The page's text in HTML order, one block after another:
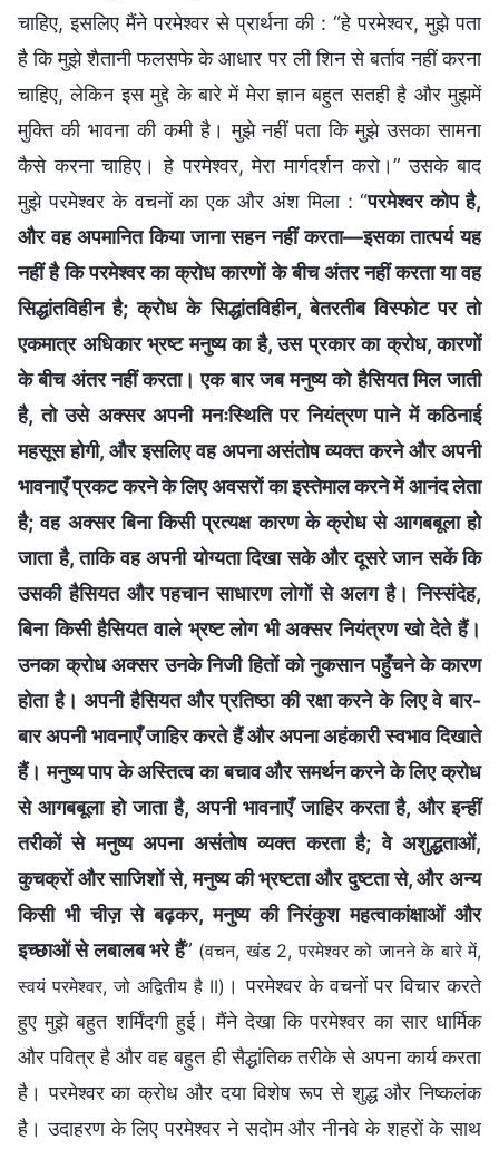
चाहिए, इसलिए मैंने परमेश्वर से प्रार्थना की : “हे परमेश्वर, मुझे पता
है कि मुझे शैतानी फलसफे के आधार पर ली शिन से बर्ताव नहीं करना
चाहिए, लेकिन इस मुद्दे के बारे में मेरा ज्ञान बहुत सतही है और मुझमें
मुक्ति की भावना की कमी है। मुझे नहीं पता कि मुझे उसका सामना
कैसे करना चाहिए। हे परमेश्वर, मेरा मार्गदर्शन करो।” उसके बाद
मुझे परमेश्वर के वचनों का एक और अंश मिला : “परमेश्वर कोप है,
और वह अपमानित किया जाना सहन नहीं करता—इसका तात्पर्य यह
नहीं है कि परमेश्वर का क्रोध कारणों के बीच अंतर नहीं करता या वह
सिद्धांतविहीन है; क्रोध के सिद्धांतविहीन, बेतरतीब विस्फोट पर तो
एकमात्र अधिकार भ्रष्ट मनुष्य का है, उस प्रकार का क्रोध, कारणों
के बीच अंतर नहीं करता। एक बार जब मनुष्य को हैसियत मिल जाती
है, तो उसे अक्सर अपनी मनःस्थिति पर नियंत्रण पाने में कठिनाई
महसूस होगी, और इसलिए वह अपना असंतोष व्यक्त करने और अपनी
भावनाएँ प्रकट करने के लिए अवसरों का इस्तेमाल करने में आनंद लेता
है; वह अक्सर बिना किसी प्रत्यक्ष कारण के क्रोध से आगबबूला हो
जाता है, ताकि वह अपनी योग्यता दिखा सके और दूसरे जान सकें कि
उसकी हैसियत और पहचान साधारण लोगों से अलग है। निस्संदेह,
बिना किसी हैसियत वाले भ्रष्ट लोग भी अक्सर नियंत्रण खो देते हैं।
उनका क्रोध अक्सर उनके निजी हितों को नुकसान पहुँचने के कारण
होता है। अपनी हैसियत और प्रतिष्ठा की रक्षा करने के लिए वे बार-
बार अपनी भावनाएँ जाहिर करते हैं और अपना अहंकारी स्वभाव दिखाते
हैं। मनुष्य पाप के अस्तित्व का बचाव और समर्थन करने के लिए क्रोध
से आगबबूला हो जाता है, अपनी भावनाएँ जाहिर करता है, और इन्हीं
तरीकों से मनुष्य अपना असंतोष व्यक्त करता है; वे अशुद्धताओं,
कुचक्रों और साजिशों से, मनुष्य की भ्रष्टता और दुष्टता से, और अन्य
किसी भी चीज़ से बढ़कर, मनुष्य की निरंकुश महत्वाकांक्षाओं और
इच्छाओं से लबालब भरे हैं” (वचन, खंड 2, परमेश्वर को जानने के बारे में,
स्वयं परमेश्वर, जो अद्वितीय है II) । परमेश्वर के वचनों पर विचार करते
हुए मुझे बहुत शर्मिंदगी हुई। मैंने देखा कि परमेश्वर का सार धार्मिक
और पवित्र है और वह बहुत ही सैद्धांतिक तरीके से अपना कार्य करता
है। परमेश्वर का क्रोध और दया विशेष रूप से शुद्ध और निष्कलंक
है। उदाहरण के लिए परमेश्वर ने सदोम और नीनवे के शहरों के साथ